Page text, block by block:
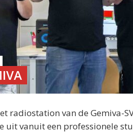
radiostation van de Gemiva-
uit vanuit een professionele